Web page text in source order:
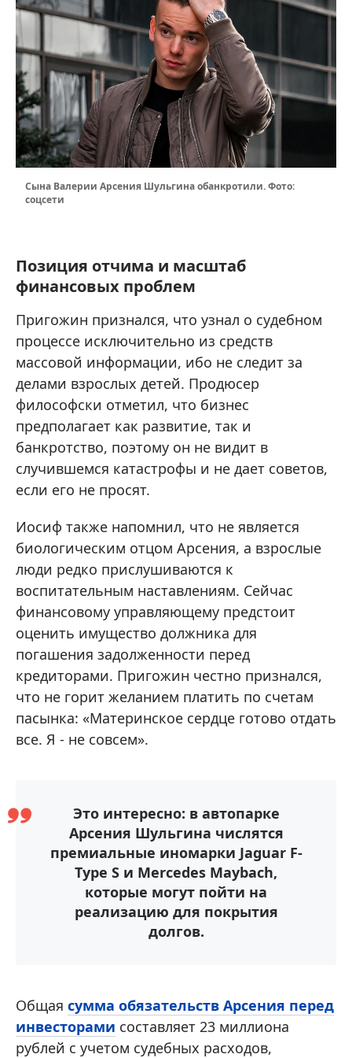
Сына Валерии Арсения Шульгина обанкротили. Фото:
соцсети
Позиция отчима и масштаб
финансовых проблем
Пригожин признался, что узнал о судебном
процессе исключительно из средств
массовой информации, ибо не следит за
делами взрослых детей. Продюсер
философски отметил, что бизнес
предполагает как развитие, так и
банкротство, поэтому он не видит в
случившемся катастрофы и не дает советов,
если его не просят.
Иосиф также напомнил, что не является
биологическим отцом Арсения, а взрослые
люди редко прислушиваются к
воспитательным наставлениям. Сейчас
финансовому управляющему предстоит
оценить имущество должника для
погашения задолженности перед
кредиторами. Пригожин честно признался,
что не горит желанием платить по счетам
пасынка: «Материнское сердце готово отдать
все. Я - не совсем».
Это интересно: в автопарке
Арсения Шульгина числятся
премиальные иномарки Jaguar F-
Type S и Mercedes Maybach,
которые могут пойти на
реализацию для покрытия
долгов.
Общая сумма обязательств Арсения перед
инвесторами составляет 23 миллиона
рублей с учетом судебных расходов,